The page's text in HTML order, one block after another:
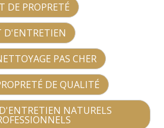
DE PROPRETÉ
D'ENTRETIEN
PAS CHER
DE QUALITÉ
NATURELS